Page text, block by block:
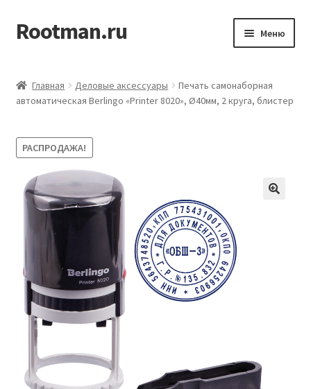
Перейти
к
Перейти
к
Rootman.ru Меню
меню
Офисные принадлежности
Бумажная продукция для офиса
Товары для учёбы
Главная Деловые аксессуары
Печать самонаборная
автоматическая Berlingo «Printer 8020», Ø40мм, 2 круга, блистер
РАСПРОДАЖА!